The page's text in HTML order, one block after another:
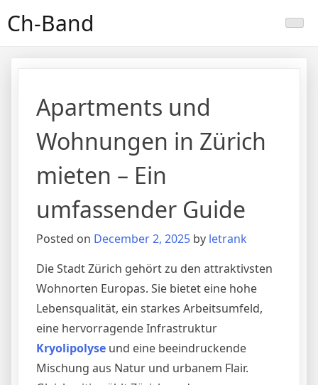
toCh-Band
Apartments und
Wohnungen in Zürich
mieten – Ein
umfassender Guide
Posted on December 2, 2025 by letrank
Die Stadt Zürich gehört zu den attraktivsten
Wohnorten Europas. Sie bietet eine hohe
Lebensqualität, ein starkes Arbeitsumfeld,
eine hervorragende Infrastruktur
Kryolipolyse und eine beeindruckende
Mischung aus Natur und urbanem Flair.